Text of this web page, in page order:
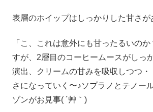
表層のホイップはしっかりした甘さが
「こ、これは意外にも甘ったるいの
すが、2層目のコーヒームースがしっ
演出、クリームの甘みを吸収しつつ
さになっていく〜♪ソプラノとテノー
ゾンがお見事( ´艸｀)